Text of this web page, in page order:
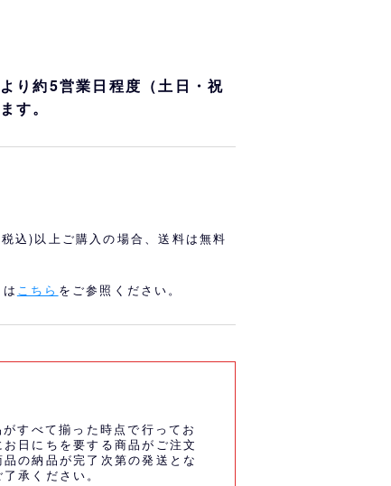
こにおすすめ
り約5営業日程度（土日・祝
す。
込)以上ご購入の場合、送料は無料
こちら をご参照ください。
すべて揃った時点で行ってお
日にちを要する商品がご注文
の納品が完了次第の発送とな
承ください。